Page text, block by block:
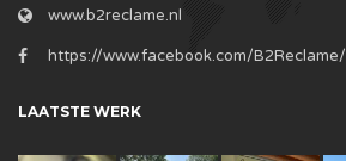
www.b2reclame.nl
https://www.facebook.com/B2Reclame/
LAATSTE WERK